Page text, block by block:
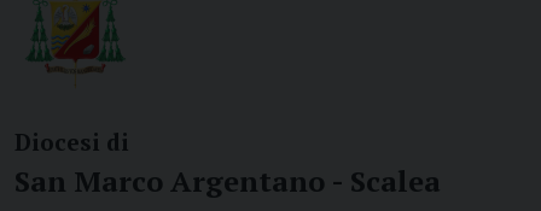
Diocesi di
San Marco Argentano - Scalea